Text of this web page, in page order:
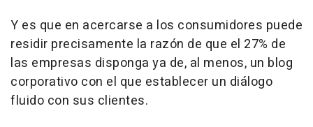
Y es que en acercarse a los consumidores puede
residir precisamente la razón de que el 27% de
las empresas disponga ya de, al menos, un blog
corporativo con el que establecer un diálogo
fluido con sus clientes.